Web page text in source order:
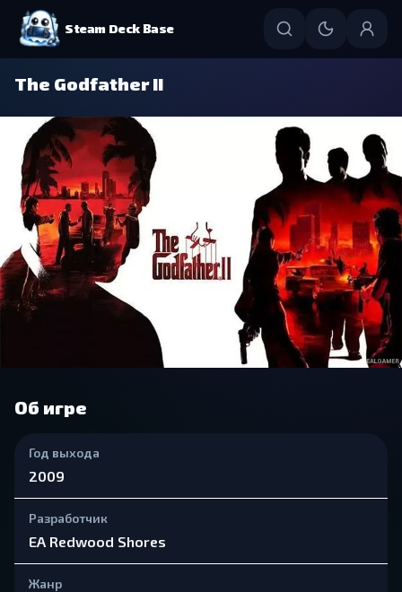
Steam Deck Base
The Godfather II
Об игре
Год выхода
2009
Разработчик
EA Redwood Shores
Жанр